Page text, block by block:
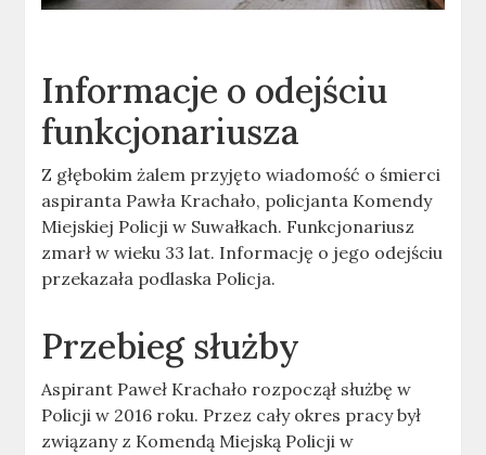
Informacje o odejściu
funkcjonariusza
Z głębokim żalem przyjęto wiadomość o śmierci
aspiranta Pawła Krachało, policjanta Komendy
Miejskiej Policji w Suwałkach. Funkcjonariusz
zmarł w wieku 33 lat. Informację o jego odejściu
przekazała podlaska Policja.
Przebieg służby
Aspirant Paweł Krachało rozpoczął służbę w
Policji w 2016 roku. Przez cały okres pracy był
związany z Komendą Miejską Policji w